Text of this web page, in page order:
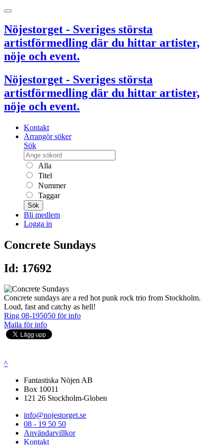
Nöjestorget - Sveriges största
artistförmedling där du hittar artister,
nöje och event.
Nöjestorget - Sveriges största
artistförmedling där du hittar artister,
nöje och event.
Kontakt
Arrangör söker
Sök
Alla
Titel
Nummer
Taggar
Sök
Bli medlem
Logga in
Concrete Sundays
Id: 17692
Concrete sundays are a red hot punk rock trio from Stockholm.
Loud, fast and catchy as hell!
Ring 08-195050 för info
Maila för info
^
Fantastiska Nöjen AB
Box 10011
121 26 Stockholm-Globen
info@nojestorget.se
08 - 19 50 50
Användarvillkor
Kontakt